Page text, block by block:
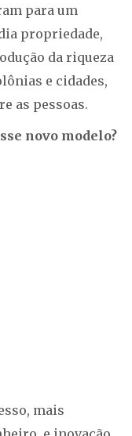
para um
propriedade,
da riqueza
e cidades,
as pessoas.
novo modelo?
mais